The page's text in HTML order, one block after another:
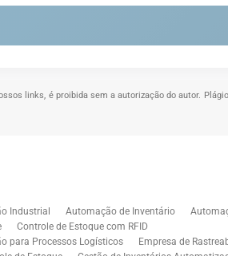
links, é proibida sem a autorização do autor.
Industrial Automação de Inventário
Controle de Estoque com RFID
para Processos Logísticos
Empresa de